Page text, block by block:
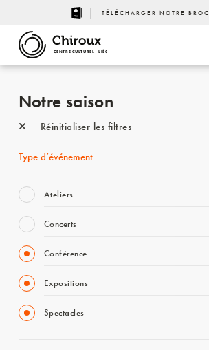
TÉLÉCHARGER NOTRE
CENTRE CULTUREL - LIÈGE
Notre saison
Réinitialiser les filtres
Type d’événement
Ateliers
Concerts
Conférence
Expositions
Spectacles